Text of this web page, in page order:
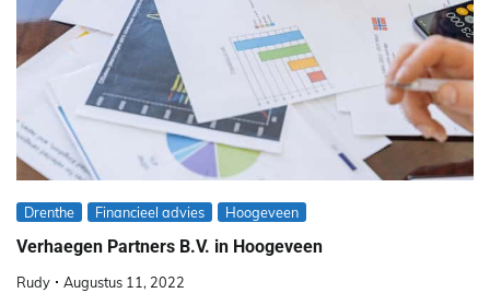
Drenthe Financieel advies Hoogeveen
Verhaegen Partners B.V. in Hoogeveen
Rudy Augustus 11, 2022